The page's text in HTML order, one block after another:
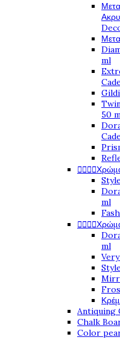
ml
50

ml

ml
Antiquing
Chalk
Color